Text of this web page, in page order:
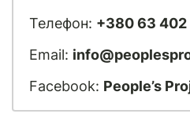
Телефон: +380 63 402
Email:
Facebook: People’s